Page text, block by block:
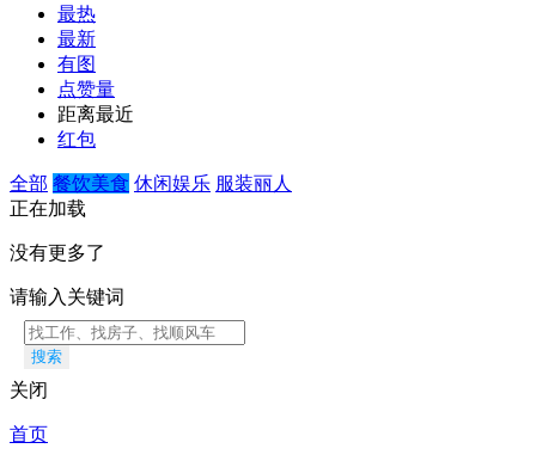
最热
最新
有图
点赞量
距离最近
红包
全部 餐饮美食 休闲娱乐 服装丽人
正在加载
没有更多了
请输入关键词
搜索
关闭
首页